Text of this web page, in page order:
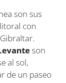
son sus
con
son
al sol,
de un paseo